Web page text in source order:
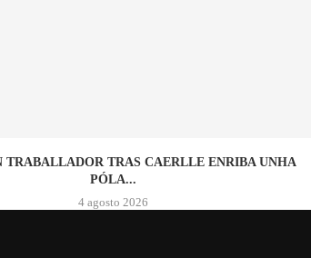
TRABALLADOR TRAS CAERLLE ENRIBA UNHA
PÓLA...
4 agosto 2026